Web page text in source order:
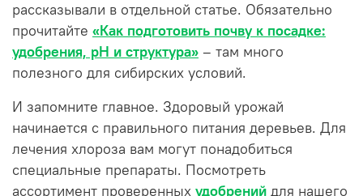
рассказывали в отдельной статье. Обязательно
прочитайте «Как подготовить почву к посадке:
удобрения, pH и структура» – там много
полезного для сибирских условий.
И запомните главное. Здоровый урожай
начинается с правильного питания деревьев. Для
лечения хлороза вам могут понадобиться
специальные препараты. Посмотреть
ассортимент проверенных удобрений для нашего